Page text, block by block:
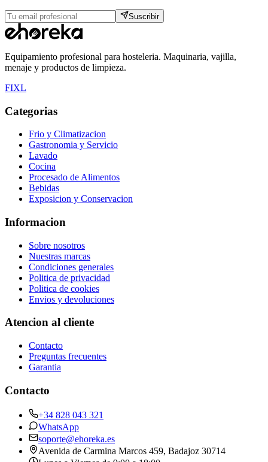
Suscribir
Equipamiento profesional para hosteleria. Maquinaria, vajilla,
menaje y productos de limpieza.
FIXL
Categorias
Frio y Climatizacion
Gastronomia y Servicio
Lavado
Cocina
Procesado de Alimentos
Bebidas
Exposicion y Conservacion
Informacion
Sobre nosotros
Nuestras marcas
Condiciones generales
Politica de privacidad
Politica de cookies
Envios y devoluciones
Atencion al cliente
Contacto
Preguntas frecuentes
Garantia
Contacto
+34 828 043 321
WhatsApp
soporte@ehoreka.es
Avenida de Carmina Marcos 459, Badajoz 30714